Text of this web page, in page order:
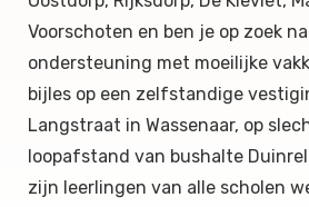
Voorschoten en ben je op zoek
ondersteuning met moeilijke
bijles op een zelfstandige
Langstraat in Wassenaar, op
loopafstand van bushalte
zijn leerlingen van alle scholen